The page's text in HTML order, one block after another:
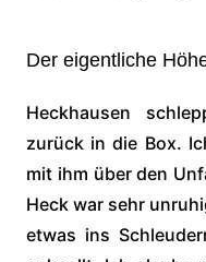
Der eigentliche
Heckhausen
zurück in die Box.
mit ihm über den
Heck war sehr
etwas ins